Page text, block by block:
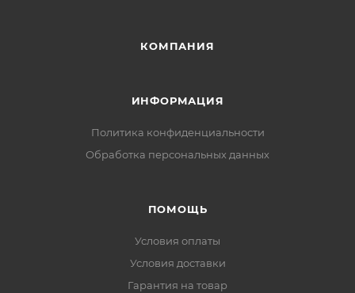
КОМПАНИЯ
ИНФОРМАЦИЯ
Политика конфиденциальности
Обработка персональных данных
ПОМОЩЬ
Условия оплаты
Условия доставки
Гарантия на товар